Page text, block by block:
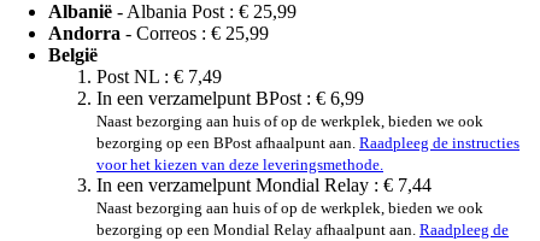
Albanië - Albania Post : € 25,99
Andorra - Correos : € 25,99
België
Post NL : € 7,49
In een verzamelpunt BPost : € 6,99
Naast bezorging aan huis of op de werkplek, bieden we ook
bezorging op een BPost afhaalpunt aan. Raadpleeg de instructies
voor het kiezen van deze leveringsmethode.
In een verzamelpunt Mondial Relay : € 7,44
Naast bezorging aan huis of op de werkplek, bieden we ook
bezorging op een Mondial Relay afhaalpunt aan. Raadpleeg de